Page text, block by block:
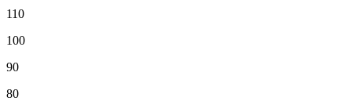
110
100
90
80